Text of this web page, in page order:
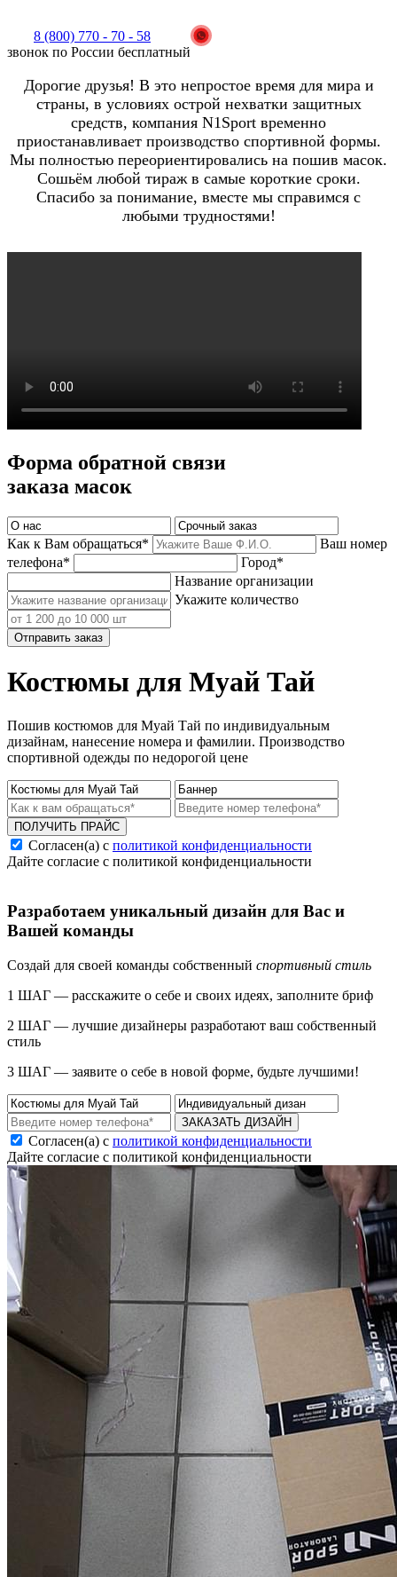
8 (800) 770 - 70 - 58
звонок по России бесплатный
Дорогие друзья! В это непростое время для мира и
страны, в условиях острой нехватки защитных
средств, компания N1Sport временно
приостанавливает производство спортивной формы.
Мы полностью переориентировались на пошив масок.
Сошьём любой тираж в самые короткие сроки.
Спасибо за понимание, вместе мы справимся с
любыми трудностями!
Форма обратной связи
заказа масок
Как к Вам обращаться*
Ваш номер
телефона*
Город*
Название организации
Укажите количество
Отправить заказ
Костюмы для Муай Тай
Пошив костюмов для Муай Тай по индивидуальным
дизайнам, нанесение номера и фамилии. Производство
спортивной одежды по недорогой цене
ПОЛУЧИТЬ ПРАЙС
Согласен(а) с политикой конфиденциальности
Дайте согласие с политикой конфиденциальности
Разработаем уникальный дизайн для Вас и
Вашей команды
Создай для своей команды собственный спортивный стиль
1 ШАГ — расскажите о себе и своих идеях, заполните бриф
2 ШАГ — лучшие дизайнеры разработают ваш собственный
стиль
3 ШАГ — заявите о себе в новой форме, будьте лучшими!
ЗАКАЗАТЬ ДИЗАЙН
Согласен(а) с политикой конфиденциальности
Дайте согласие с политикой конфиденциальности